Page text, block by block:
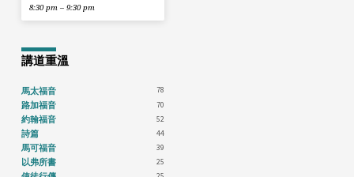
8:30 pm – 9:30 pm
講道重溫
馬太福音 78
路加福音 70
約翰福音 52
詩篇 44
馬可福音 39
以弗所書 25